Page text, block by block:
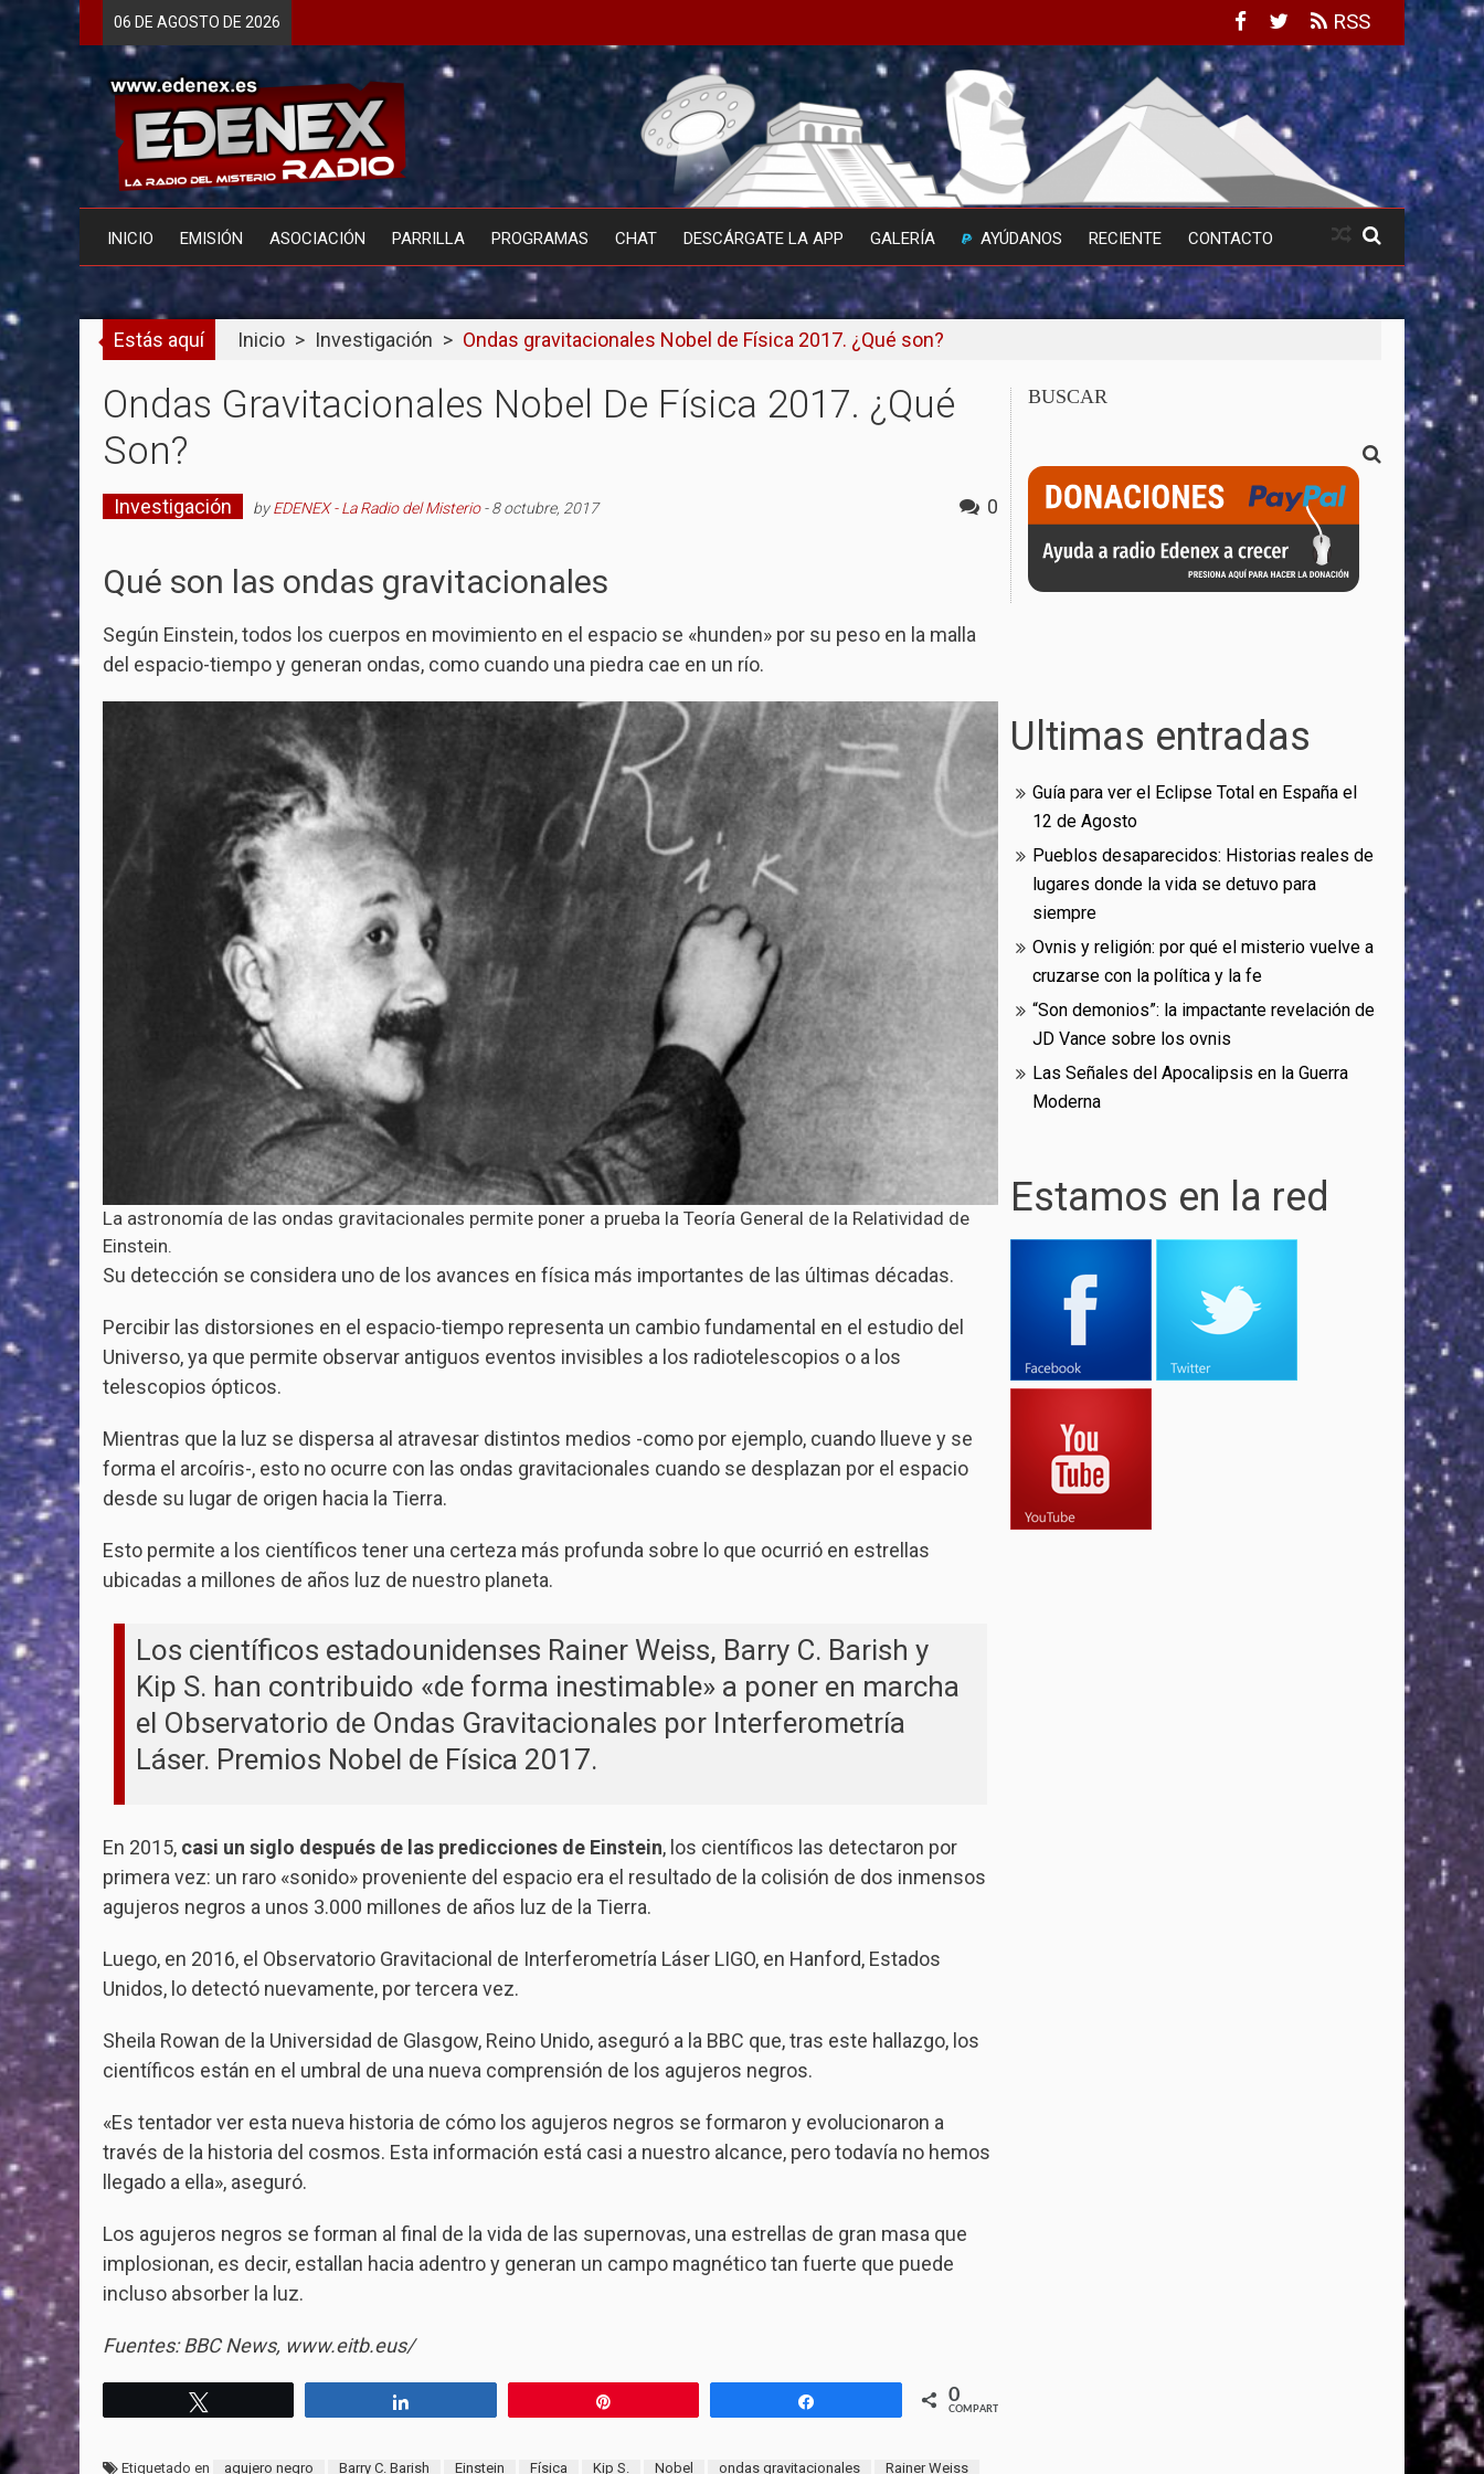
Skip
to
content
06 DE AGOSTO DE 2026 RSS
INICIO EMISIÓN ASOCIACIÓN PARRILLA PROGRAMAS CHAT DESCÁRGATE LA APP GALERÍA AYÚDANOS RECIENTE CONTACTO
Estás aquí Inicio > Investigación > Ondas gravitacionales Nobel de Física 2017. ¿Qué son?
Ondas Gravitacionales Nobel De Física 2017. ¿Qué
Son?
Investigación byEDENEX - La Radio del Misterio-8 octubre, 2017 0
Qué son las ondas gravitacionales
Según Einstein, todos los cuerpos en movimiento en el espacio se «hunden» por su peso en la malla
del espacio-tiempo y generan ondas, como cuando una piedra cae en un río.
La astronomía de las ondas gravitacionales permite poner a prueba la Teoría General de la Relatividad de
Einstein.
Su detección se considera uno de los avances en física más importantes de las últimas décadas.
Percibir las distorsiones en el espacio-tiempo representa un cambio fundamental en el estudio del
Universo, ya que permite observar antiguos eventos invisibles a los radiotelescopios o a los
telescopios ópticos.
Mientras que la luz se dispersa al atravesar distintos medios -como por ejemplo, cuando llueve y se
forma el arcoíris-, esto no ocurre con las ondas gravitacionales cuando se desplazan por el espacio
desde su lugar de origen hacia la Tierra.
Esto permite a los científicos tener una certeza más profunda sobre lo que ocurrió en estrellas
ubicadas a millones de años luz de nuestro planeta.
Los científicos estadounidenses Rainer Weiss, Barry C. Barish y
Kip S. han contribuido «de forma inestimable» a poner en marcha
el Observatorio de Ondas Gravitacionales por Interferometría
Láser. Premios Nobel de Física 2017.
En 2015, casi un siglo después de las predicciones de Einstein, los científicos las detectaron por
primera vez: un raro «sonido» proveniente del espacio era el resultado de la colisión de dos inmensos
agujeros negros a unos 3.000 millones de años luz de la Tierra.
Luego, en 2016, el Observatorio Gravitacional de Interferometría Láser LIGO, en Hanford, Estados
Unidos, lo detectó nuevamente, por tercera vez.
Sheila Rowan de la Universidad de Glasgow, Reino Unido, aseguró a la BBC que, tras este hallazgo, los
científicos están en el umbral de una nueva comprensión de los agujeros negros.
«Es tentador ver esta nueva historia de cómo los agujeros negros se formaron y evolucionaron a
través de la historia del cosmos. Esta información está casi a nuestro alcance, pero todavía no hemos
llegado a ella», aseguró.
Los agujeros negros se forman al final de la vida de las supernovas, una estrellas de gran masa que
implosionan, es decir, estallan hacia adentro y generan un campo magnético tan fuerte que puede
incluso absorber la luz.
Fuentes: BBC News, www.eitb.eus/
0
COMPARTIR
Etiquetado en agujero negro Barry C. Barish Einstein Física Kip S. Nobel ondas gravitacionales Rainer Weiss
BUSCAR
Ultimas entradas
Guía para ver el Eclipse Total en España el
12 de Agosto
Pueblos desaparecidos: Historias reales de
lugares donde la vida se detuvo para
siempre
Ovnis y religión: por qué el misterio vuelve a
cruzarse con la política y la fe
“Son demonios”: la impactante revelación de
JD Vance sobre los ovnis
Las Señales del Apocalipsis en la Guerra
Moderna
Estamos en la red